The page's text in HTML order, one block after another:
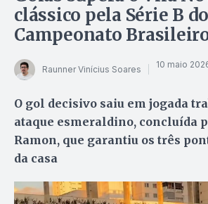
clássico pela Série B do
Campeonato
Raunner Vinícius Soares 10 maio
O gol decisivo saiu em jogada
ataque esmeraldino, concluída
Ramon, que garantiu os três
da casa